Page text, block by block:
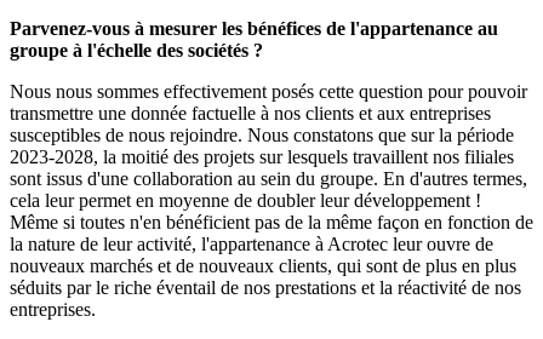
Parvenez-vous à mesurer les bénéfices de l'appartenance au
groupe à l'échelle des sociétés ?
Nous nous sommes effectivement posés cette question pour pouvoir
transmettre une donnée factuelle à nos clients et aux entreprises
susceptibles de nous rejoindre. Nous constatons que sur la période
2023-2028, la moitié des projets sur lesquels travaillent nos filiales
sont issus d'une collaboration au sein du groupe. En d'autres termes,
cela leur permet en moyenne de doubler leur développement !
Même si toutes n'en bénéficient pas de la même façon en fonction de
la nature de leur activité, l'appartenance à Acrotec leur ouvre de
nouveaux marchés et de nouveaux clients, qui sont de plus en plus
séduits par le riche éventail de nos prestations et la réactivité de nos
entreprises.